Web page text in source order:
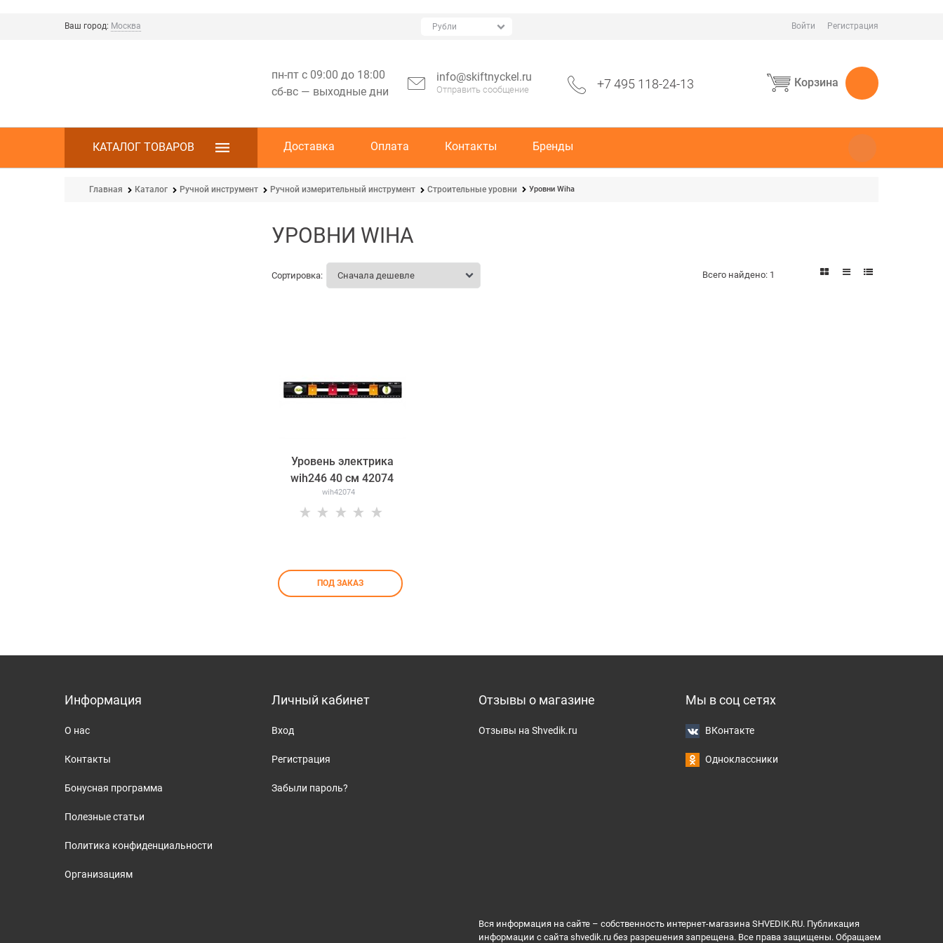
Ваш город: Москва Войти Регистрация
пн-пт с 09:00 до 18:00
сб-вс — выходные дни
info@skiftnyckel.ru
Отправить сообщение +7 495 118-24-13 Корзина
КАТАЛОГ ТОВАРОВ Доставка Оплата Контакты Бренды
Главная Каталог Ручной инструмент Ручной измерительный инструмент Строительные уровни Уровни Wiha
УРОВНИ WIHA
Сортировка: Всего найдено: 1
Уровень электрика
wih246 40 см 42074
wih42074
ПОД ЗАКАЗ
Информация
О нас
Контакты
Бонусная программа
Полезные статьи
Политика конфиденциальности
Организациям
Личный кабинет
Вход
Регистрация
Забыли пароль?
Отзывы о магазине
Отзывы на Shvedik.ru
Мы в соц сетях
ВКонтакте
Одноклассники
Вся информация на сайте – собственность интернет-магазина SHVEDIK.RU. Публикация
информации с сайта shvedik.ru без разрешения запрещена. Все права защищены. Обращаем